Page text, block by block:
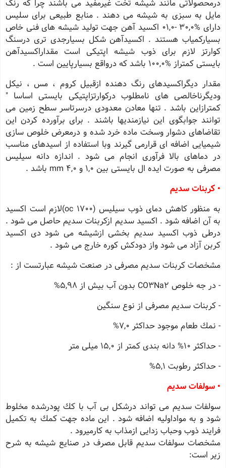
درمحصولاتی مانند شیشه تخت غیرمفید می باشند چرا كه رنگ
مایل به سبزی به شیشه می دهند . منابع طبیعی برای سلیس
دارای %30,0 -01,0 اكسید آهن جهت تولید شیشه های فنی خاص
بسیاركمیاب هستند . اكسیدآهن شكل بسیارجدی تری درسنگ
كوارتز لازم برای ذوب شیشه اپتیكی است مقداراكسیدآهن
بایستی كمتراز %100,0 باشد كه درواقع بسیارپایین است .
مقدار دیگراكسیدهای رنگ دهنده ازقبیل كروم ، مس ، نیكل
ودیگرناخالصی های نامطلوب دركوارتزاپتیكی بایستی اساسا "
كمترازاین باشد . تنها معادن معدودی درسرتاسر سطح زمین می
توانند جوابگوی این نیازمندیها باشند . برای برآورده كردن این
تقاضاهای دشوار وسخت ماده خرد شده و درمعرض خلوص سازی
شیمیایی اضافه ای قرارمی گیرند وبا استفاده از اسیدهای مناسب
در دماهای بالا فرآوری انجام می شود . اندازه دانه سیلیس
مصرفی به صورت ایده ال بایستی بین 1,0 و 4,0 mm باشد .
• كربنات سدیم
به منظور كاهش دمای ذوب سیلیس (1700 oc)لازم است اكسید
به آن اضافه شود . اكسید سدیم ازكربنات سدیم حاصل می شود .
درطی ذوب اكسید سدیم بخشی ازشیشه می شود دی اكسید
كربن آزاد می شود واز دودكش كوره خارج می شود .
مشخصات كربنات سدیم مصرفی در صنعت شیشه عبارتست از :
- در جه خلوص CO3Na2 بدون آب بیش از 5,98%
- كربنات سدیم مصرفی از نوع سنگین
- نمك طعام موجود حداكثر 7,0%
- حداكثر 10% دانه بندی كمتر از 15,0 میلی متر
- حداكثر رطوبت 5,1%
• سولفات سدیم
سولفات سدیم می تواند درشكل بی آب با كك پودرشده مخلوط
شود و به مواداولیه اضافه شود . این ماده جهت كمك به تكمیل
فرایند ذوب وحباب زدایی ازمذاب به كارمیرود .
مشخصات سولفات سدیم قابل مصرف در صنایع شیشه به شرح
زیر است: